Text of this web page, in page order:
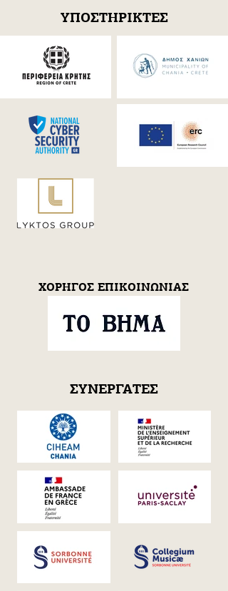
ΥΠΟΣΤΗΡΙΚΤΕΣ
ΧΟΡΗΓΟΣ ΕΠΙΚΟΙΝΩΝΙΑΣ
ΣΥΝΕΡΓΑΤΕΣ